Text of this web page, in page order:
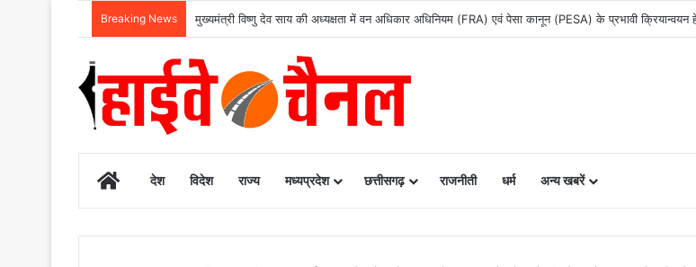
Breaking News मुख्यमंत्री विष्णु देव साय की अध्यक्षता में वन अधिकार अधिनियम (FRA) एवं पेसा कानून (PESA) के प्रभावी
Homeदेश विदेश राज्य मध्यप्रदेश छत्तीसगढ़ राजनीती धर्म अन्य खबरें